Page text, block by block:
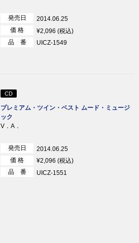
発売日
2014.06.25
価 格
¥2,096 (税込)
品 番
UICZ-1549
CD
プレミアム・ツイン・ベスト ムード・ミュージ
ック
V．A．
発売日
2014.06.25
価 格
¥2,096 (税込)
品 番
UICZ-1551